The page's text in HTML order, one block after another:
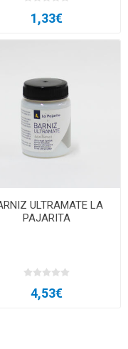
1,33€
ULTRAMATE LA
PAJARITA
4,53€